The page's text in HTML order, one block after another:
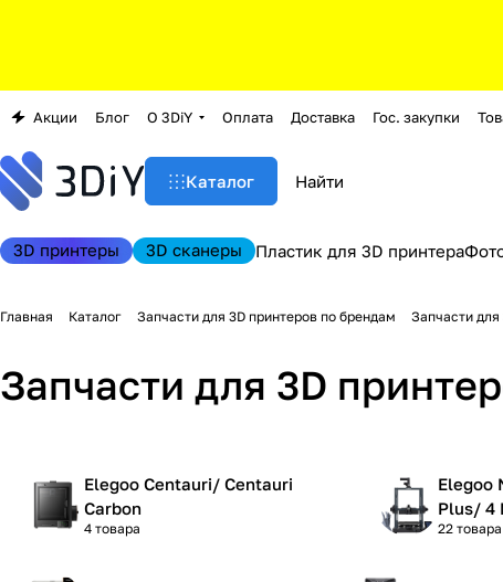
Акции Блог О 3DiY Оплата Доставка Гос. закупки
Каталог
3D принтеры 3D сканеры Пластик для 3D принтера
Главная Каталог Запчасти для 3D принтеров по брендам Запчасти для
Запчасти для 3D
Elegoo Centauri/ Centauri
Carbon
4 товара
Elegoo
Plus/ 4
22 товара